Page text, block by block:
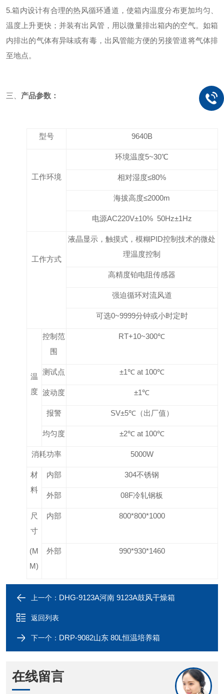
5.箱内设计有合理的热风循环通道，使箱内温度分布更加均匀、
温度上升更快；并装有出风管，用以微量排出箱内的空气。如箱
内排出的气体有异味或有毒，出风管能方便的另接管道将气体排
至地点。
三、 产品参数：
型号 9640B
工作环境
环境温度5~30℃
相对湿度≤80%
海拔高度≤2000m
电源AC220V±10% 50Hz±1Hz
工作方式
液晶显示，触摸式，模糊PID控制技术的微处
理温度控制
高精度铂电阻传感器
强迫循环对流风道
可选0~9999分钟或小时定时
温
度
控制范
围
RT+10~300℃
测试点 ±1℃ at 100℃
波动度 ±1℃
报警 SV±5℃（出厂值）
均匀度 ±2℃ at 100℃
消耗功率 5000W
材
料
内部 304不锈钢
外部 08F冷轧钢板
尺
寸
(M
M)
内部 800*800*1000
外部 990*930*1460
上一个： DHG-9123A河南 9123A鼓风干燥箱
返回列表
下一个： DRP-9082山东 80L恒温培养箱
在线留言